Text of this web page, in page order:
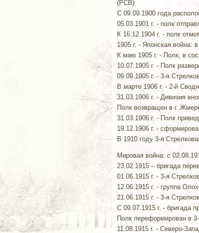
(РСВ)
С 09.09.1900 года
05.03.1901 г. - полк
К 16.12.1904 г. - полк
1905 г. - Японская
К маю 1905 г. - Полк, в
10.07.1905 г. - Полк
09.09.1905 г. - 3-я
В марте 1906 г. - 2-й
31.03.1906 г. - Дивизия
Полк возвращен в г.
31.03.1906 г. - Полк
19.12.1906 г. -
В 1910 году 3-я
Мировая война: с
23.02.1915 – бригада
01.06.1915 г. - 3-я
12.06.1915 г. - группа
21.06.1915 г. - 3-я
C 09.07.1915 г. - бригада
Полк переформирован в
11.08.1915 г. - Северо-